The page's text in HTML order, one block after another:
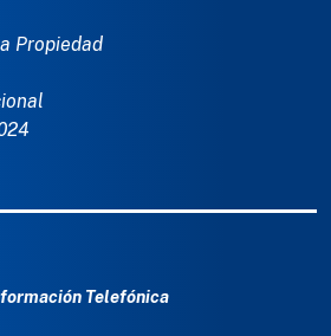
Propiedad
Telefónica